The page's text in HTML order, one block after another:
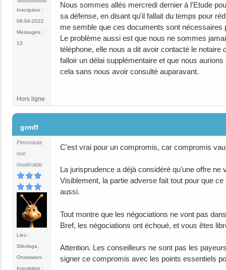
Inscription :
08-04-2022
Messages :
13
Nous sommes allés mercredi dernier à l'Etude
sa défense, en disant qu'il fallait du temps pour
me semble que ces documents sont nécessaires
Le problème aussi est que nous ne sommes
téléphone, elle nous a dit avoir contacté le
falloir un délai supplémentaire et que nous
cela sans nous avoir consulté auparavant.
Hors ligne
grmff
Pimonaute
non
modérable
Lieu :
Sibulaga,
Onatawani
Inscription :
C'est vrai pour un compromis, car compromis
La jurisprudence a déjà considéré qu'une offre
Visiblement, la partie adverse fait tout pour que
aussi.
Tout montre que les négociations ne vont pas
Bref, les négociations ont échoué, et vous êtes
Attention. Les conseilleurs ne sont pas les
signer ce compromis avec les points essentiels